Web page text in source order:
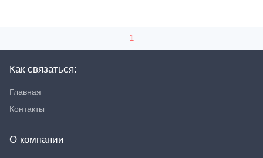
1
Как связаться:
Главная
Контакты
О компании